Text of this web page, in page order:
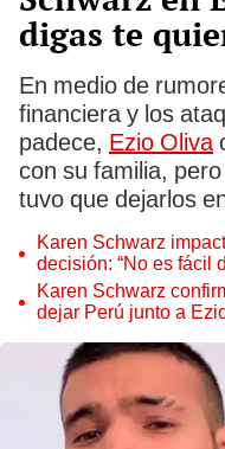
digas te
En medio de
financiera y los
padece, Ezio Oliva
con su familia,
tuvo que dejarlos
Karen Schwarz
decisión: “No es fácil
Karen Schwarz
dejar Perú junto a